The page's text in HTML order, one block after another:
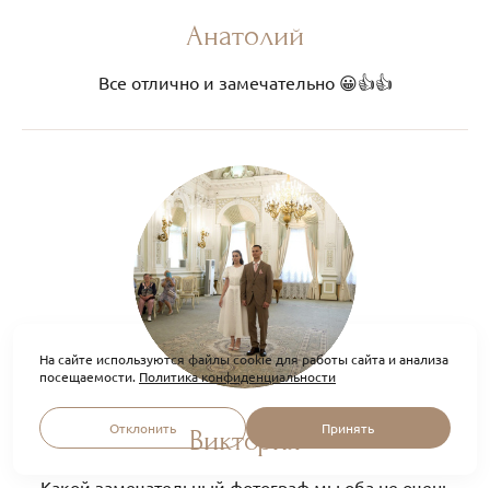
Анатолий
Все отлично и замечательно 😀👍👍
Виктория
На сайте используются файлы cookie для работы сайта и анализа
посещаемости. Политика конфиденциальности
Отклонить Принять